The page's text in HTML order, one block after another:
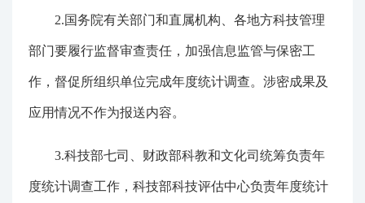
2.国务院有关部门和直属机构、各地方科技管理
部门要履行监督审查责任，加强信息监管与保密工
作，督促所组织单位完成年度统计调查。涉密成果及
应用情况不作为报送内容。
3.科技部七司、财政部科教和文化司统筹负责年
度统计调查工作，科技部科技评估中心负责年度统计